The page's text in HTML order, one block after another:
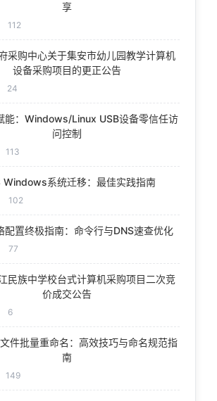
享
112
采购中心关于集安市幼儿园教学计算机
设备采购项目的更正公告
24
能：Windows/Linux USB设备零信任访
问控制
113
Windows系统迁移：最佳实践指南
102
配置终极指南：命令行与DNS速查优化
77
民族中学校台式计算机采购项目二次竞
价成交公告
6
件批量重命名：高效技巧与命名规范指
南
149